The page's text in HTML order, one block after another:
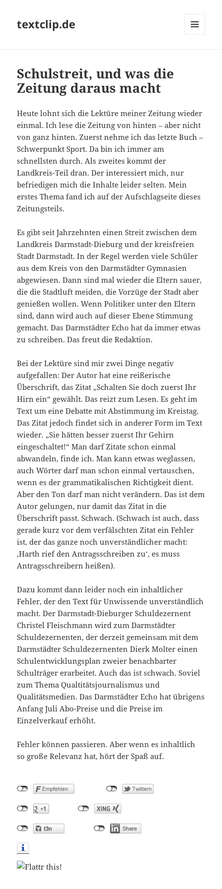
textclip.de
Schulstreit, und was die
Zeitung daraus macht
Heute lohnt sich die Lektüre meiner Zeitung wieder
einmal. Ich lese die Zeitung von hinten – aber nicht
von ganz hinten. Zuerst nehme ich das letzte Buch –
Schwerpunkt Sport. Da bin ich immer am
schnellsten durch. Als zweites kommt der
Landkreis-Teil dran. Der interessiert mich, nur
befriedigen mich die Inhalte leider selten. Mein
erstes Thema fand ich auf der Aufschlagseite dieses
Zeitungsteils.
Es gibt seit Jahrzehnten einen Streit zwischen dem
Landkreis Darmstadt-Dieburg und der kreisfreien
Stadt Darmstadt. In der Regel werden viele Schüler
aus dem Kreis von den Darmstädter Gymnasien
abgewiesen. Dann sind mal wieder die Eltern sauer,
die die Stadtluft meiden, die Vorzüge der Stadt aber
genießen wollen. Wenn Politiker unter den Eltern
sind, dann wird auch auf dieser Ebene Stimmung
gemacht. Das Darmstädter Echo hat da immer etwas
zu schreiben. Das freut die Redaktion.
Bei der Lektüre sind mir zwei Dinge negativ
aufgefallen: Der Autor hat eine reißerische
Überschrift, das Zitat „Schalten Sie doch zuerst Ihr
Hirn ein“ gewählt. Das reizt zum Lesen. Es geht im
Text um eine Debatte mit Abstimmung im Kreistag.
Das Zitat jedoch findet sich in anderer Form im Text
wieder. „Sie hätten besser zuerst Ihr Gehirn
eingeschaltet!“ Man darf Zitate schon einmal
abwandeln, finde ich. Man kann etwas weglassen,
auch Wörter darf man schon einmal vertauschen,
wenn es der grammatikalischen Richtigkeit dient.
Aber den Ton darf man nicht verändern. Das ist dem
Autor gelungen, nur damit das Zitat in die
Überschrift passt. Schwach. (Schwach ist auch, dass
gerade kurz vor dem verfälschten Zitat ein Fehler
ist, der das ganze noch unverständlicher macht:
‚Harth rief den Antragsschreiben zu‘, es muss
Antragsschreibern heißen).
Dazu kommt dann leider noch ein inhaltlicher
Fehler, der den Text für Unwissende unverständlich
macht. Der Darmstadt-Dieburger Schuldezernent
Christel Fleischmann wird zum Darmstädter
Schuldezernenten, der derzeit gemeinsam mit dem
Darmstädter Schuldezernenten Dierk Molter einen
Schulentwicklungsplan zweier benachbarter
Schulträger erarbeitet. Auch das ist schwach. Soviel
zum Thema Qualtitätsjournalismus und
Qualitätsmedien. Das Darmstädter Echo hat übrigens
Anfang Juli Abo-Preise und die Preise im
Einzelverkauf erhöht.
Fehler können passieren. Aber wenn es inhaltlich
so große Relevanz hat, hört der Spaß auf.